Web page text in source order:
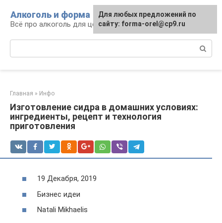
контенту
Алкоголь и форма
Всё про алкоголь для ценителей
Главная » Инфо
Изготовление сидра в домашних условиях:
ингредиенты, рецепт и технология
приготовления
19 Декабря, 2019
Бизнес идеи
Natali Mikhaelis
Для любых предложений по
сайту: forma-orel@cp9.ru